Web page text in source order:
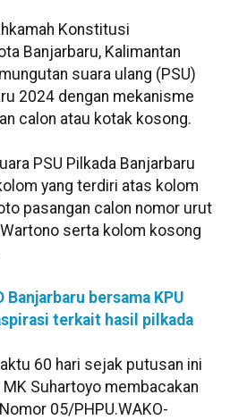
Konstitusi
Banjarbaru, Kalimantan
suara ulang (PSU)
2024 dengan mekanisme
calon atau kotak kosong.
PSU Pilkada Banjarbaru
yang terdiri atas kolom
pasangan calon nomor urut
serta kolom kosong
Banjarbaru bersama KPU
terkait hasil pilkada
60 hari sejak putusan ini
Suhartoyo membacakan
05/PHPU.WAKO-